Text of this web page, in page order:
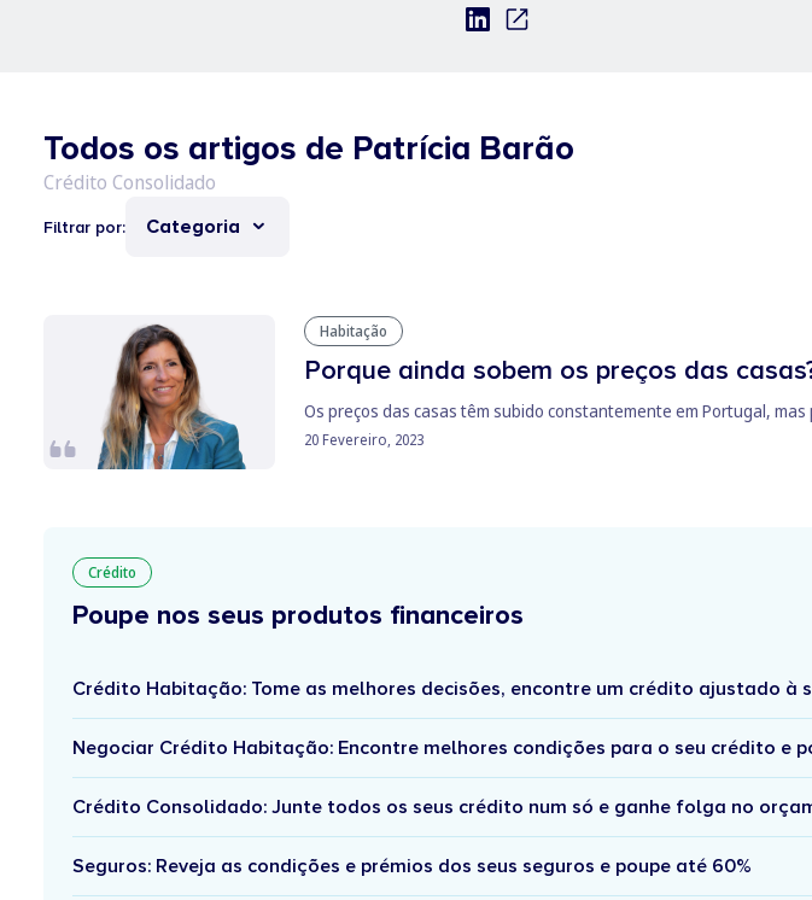
Todos os artigos de Patrícia Barão
Filtrar por: Categoria
Habitação
Porque ainda sobem os preços das
Os preços das casas têm subido constantemente em Portugal,
20 Fevereiro, 2023
Crédito
Poupe nos seus produtos financeiros
Crédito Habitação: Tome as melhores decisões, encontre um crédito ajustado à
Negociar Crédito Habitação: Encontre melhores condições para o seu crédito e
Crédito Consolidado: Junte todos os seus crédito num só e ganhe folga no
Seguros: Reveja as condições e prémios dos seus seguros e poupe até 60%